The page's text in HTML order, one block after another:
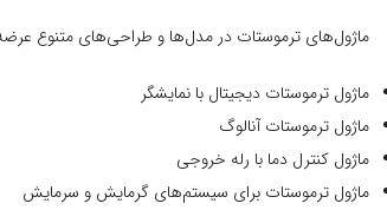
ماژول‌های ترموستات در مدل‌ها و طراحی‌های متنوع
ماژول ترموستات دیجیتال با نمایشگر
ماژول ترموستات آنالوگ
ماژول کنترل دما با رله خروجی
ماژول ترموستات برای سیستم‌های گرمایش و سرمایش